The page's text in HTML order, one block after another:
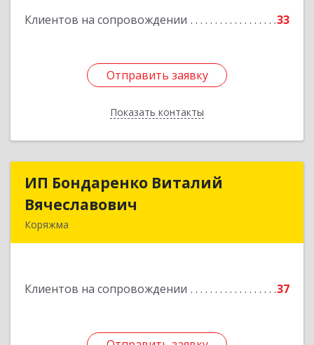
Клиентов на сопровождении 33
Отправить заявку
Показать контакты
Отправить заявку
Назад
ИП Бондаренко Виталий
Вячеславович
Коряжма
Клиентов на сопровождении 37
ИП Бондаренко Виталий
Подробнее